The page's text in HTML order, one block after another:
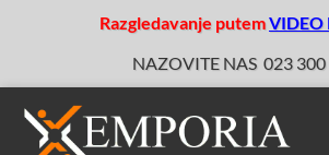
Razgledavanje putemVIDEO
NAZOVITE NAS 023 300